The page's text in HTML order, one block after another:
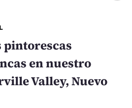
pintorescas
en nuestro
Valley, Nuevo